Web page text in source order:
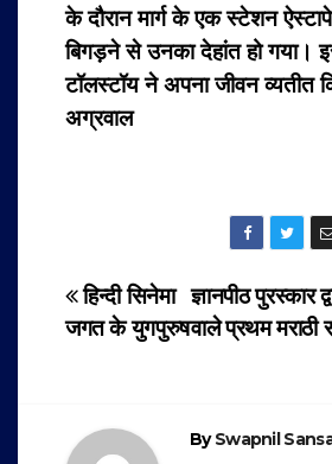
के दौरान मार्ग के एक स्टेशन
बिगड़ने से उनका देहांत हो गया।
टॉलस्टॉय ने अपना जीवन व्यतीत
अग्रवाल
Post
navigation
ज्ञानपीठ पुरस्कार
वाले प्रथम मराठी
हिन्दी सिनेमा
जगत के युगपुरुष
BySwapnil